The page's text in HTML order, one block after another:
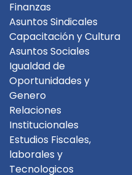
Finanzas
Asuntos Sindicales
Capacitación y Cultura
Asuntos Sociales
Igualdad de
Oportunidades y
Genero
Relaciones
Institucionales
Estudios Fiscales,
laborales y
Tecnologicos